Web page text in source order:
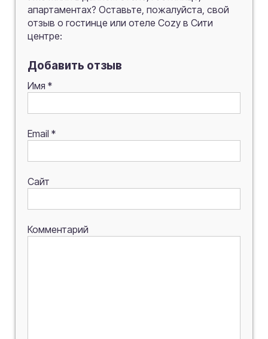
апартаментах? Оставьте, пожалуйста, свой
отзыв о гостинце или отеле Cozy в Сити
центре:
Добавить отзыв
Имя *
Email *
Сайт
Комментарий